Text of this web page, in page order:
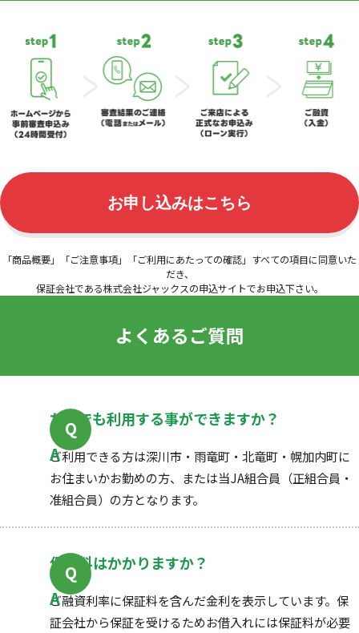
「商品概要」「ご注意事項」「ご利用にあたっての確認」すべての項目に同意いた
だき、
保証会社である株式会社ジャックスの申込サイトでお申込下さい。
よくあるご質問
だれでも利用する事ができますか？
ご利用できる方は深川市・雨竜町・北竜町・幌加内町に
お住まいかお勤めの方、または当JA組合員（正組合員・
准組合員）の方となります。
保証料はかかりますか？
ご融資利率に保証料を含んだ金利を表示しています。保
証会社から保証を受けるためお借入れには保証料が必要